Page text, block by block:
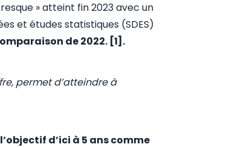
» atteint fin 2023 avec un
et études statistiques (SDES)
de 2022. [1] .
permet d’atteindre à
d’ici à 5 ans comme